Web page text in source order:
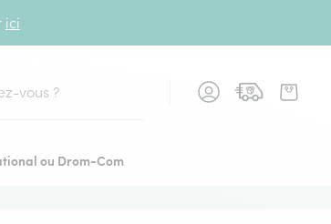
ici
ou Drom-Com